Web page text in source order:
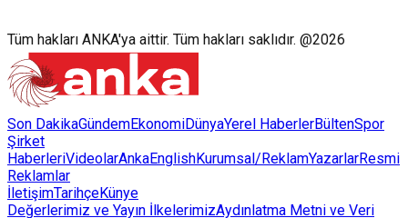
Tüm hakları ANKA'ya aittir. Tüm hakları saklıdır. @2026
Son DakikaGündemEkonomiDünyaYerel HaberlerBültenSpor
Şirket
HaberleriVideolarAnkaEnglishKurumsal/ReklamYazarlarResmi
Reklamlar
İletişimTarihçeKünye
Değerlerimiz ve Yayın İlkelerimizAydınlatma Metni ve Veri